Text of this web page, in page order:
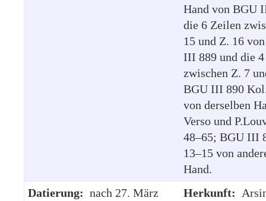
Hand von BGU
die 6 Zeilen
15 und Z. 16
III 889 und die
zwischen Z. 7
BGU III 890
von derselben
Verso und
48–65; BGU III
13–15 von
Hand.
Datierung: nach 27. März
Herkunft: